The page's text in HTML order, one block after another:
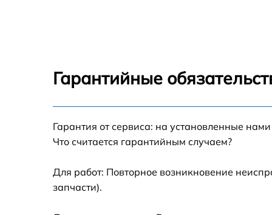
Замена печатной головки Epson XP-2100
Гарантийные
Гарантия от сервиса: на установленные
Что считается гарантийным случаем?
Для работ: Повторное возникновение
запчасти).